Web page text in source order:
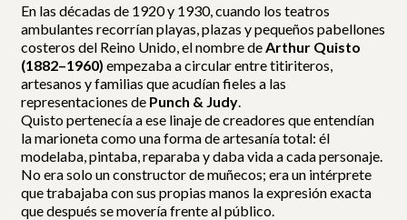
En las décadas de 1920 y 1930, cuando los teatros
ambulantes recorrían playas, plazas y pequeños pabellones
costeros del Reino Unido, el nombre deArthur Quisto
(1882–1960) empezaba a circular entre titiriteros,
artesanos y familias que acudían fieles a las
representaciones de Punch & Judy.
Quisto pertenecía a ese linaje de creadores que entendían
la marioneta como una forma de artesanía total: él
modelaba, pintaba, reparaba y daba vida a cada personaje.
No era solo un constructor de muñecos; era un intérprete
que trabajaba con sus propias manos la expresión exacta
que después se movería frente al público.